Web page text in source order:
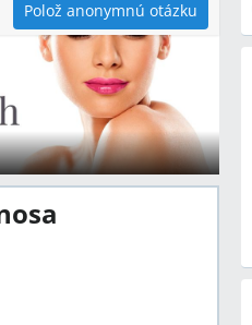
Polož anonymnú otázku